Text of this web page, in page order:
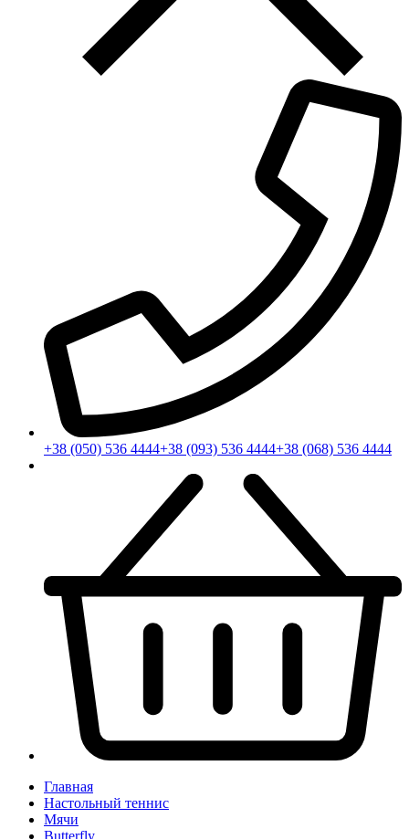
+38 (050) 536 4444+38 (093) 536 4444+38 (068) 536 4444
Главная
Настольный теннис
Мячи
Butterfly